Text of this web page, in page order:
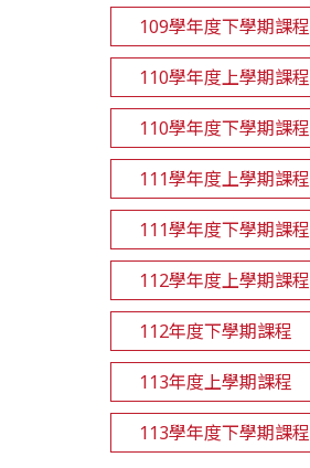
109學年度下學期課程
110學年度上學期課程
110學年度下學期課程
111學年度上學期課程
111學年度下學期課程
112學年度上學期課程
112年度下學期課程
113年度上學期課程
113學年度下學期課程